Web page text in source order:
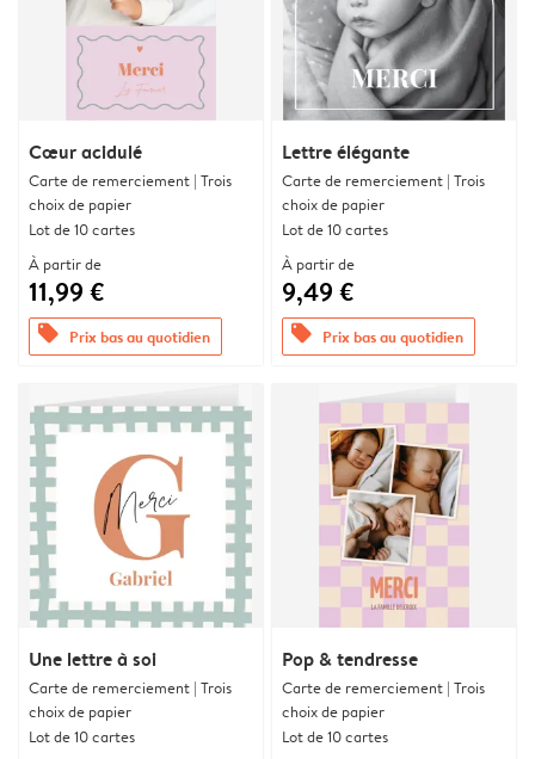
Cœur acidulé
Carte de remerciement | Trois
choix de papier
Lot de 10 cartes
À partir de
11,99 €
offers Prix bas au quotidien
Lettre élégante
Carte de remerciement | Trois
choix de papier
Lot de 10 cartes
À partir de
9,49 €
offers Prix bas au quotidien
Une lettre à soi
Carte de remerciement | Trois
choix de papier
Lot de 10 cartes
Pop & tendresse
Carte de remerciement | Trois
choix de papier
Lot de 10 cartes